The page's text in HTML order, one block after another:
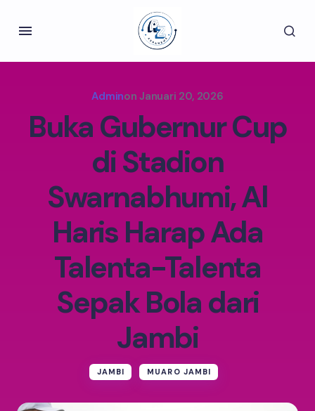
Adminon Januari 20, 2026
Buka Gubernur Cup
di Stadion
Swarnabhumi, Al
Haris Harap Ada
Talenta-Talenta
Sepak Bola dari
Jambi
JAMBI MUARO JAMBI